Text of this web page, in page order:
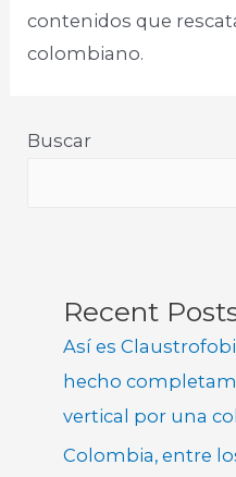
contenidos que
colombiano.​
Buscar
Recent
Así es
hecho
vertical por una
Colombia, entre